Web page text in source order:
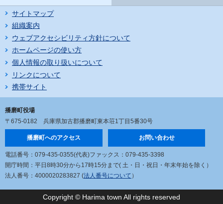
サイトマップ
組織案内
ウェブアクセシビリティ方針について
ホームページの使い方
個人情報の取り扱いについて
リンクについて
携帯サイト
播磨町役場
〒675-0182 兵庫県加古郡播磨町東本荘1丁目5番30号
播磨町へのアクセス お問い合わせ
電話番号：079-435-0355(代表)ファックス：079-435-3398
開庁時間：平日8時30分から17時15分まで( 土・日・祝日・年末年始を除く）
法人番号：4000020283827 (法人番号について ）
Copyright © Harima town All rights reserved